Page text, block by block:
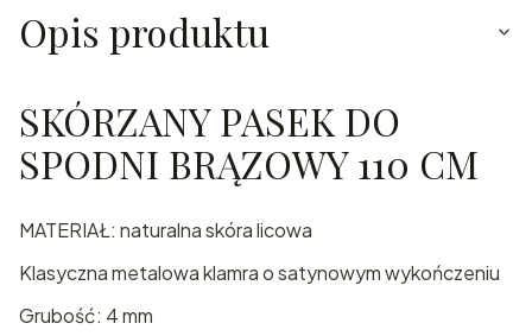
Opis produktu
SKÓRZANY PASEK DO
SPODNI BRĄZOWY 110 CM
MATERIAŁ: naturalna skóra licowa
Klasyczna metalowa klamra o satynowym wykończeniu
Grubość: 4 mm